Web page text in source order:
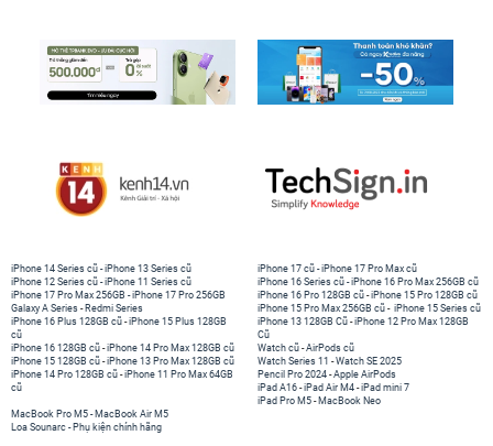
iPhone 14 Series cũ -iPhone 13 Series cũ
iPhone 12 Series cũ -iPhone 11 Series cũ
iPhone 17 Pro Max 256GB -iPhone 17 Pro 256GB
Galaxy A Series - Redmi Series
iPhone 17 cũ -iPhone 17 Pro Max cũ
iPhone 16 Series cũ - iPhone 16 Pro Max 256GB cũ
iPhone 16 Pro 128GB cũ -iPhone 15 Pro 128GB cũ
iPhone 15 Pro Max 256GB cũ - iPhone 15 Series cũ
iPhone 16 Plus 128GB cũ -iPhone 15 Plus 128GB
cũ
iPhone 16 128GB cũ -iPhone 14 Pro Max 128GB cũ
iPhone 15 128GB cũ -iPhone 13 Pro Max 128GB cũ
iPhone 14 Pro 128GB cũ -iPhone 11 Pro Max 64GB
cũ
iPhone 13 128GB Cũ -iPhone 12 Pro Max 128GB
Cũ
Watch cũ -AirPods cũ
Watch Series 11 -Watch SE 2025
Pencil Pro 2024 -Apple AirPods
iPad A16 -iPad Air M4 -iPad mini 7
iPad Pro M5 - MacBook Neo
MacBook Pro M5 - MacBook Air M5
Loa Sounarc - Phụ kiện chính hãng